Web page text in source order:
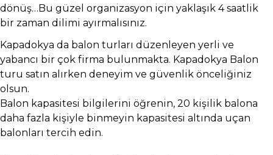
dönüş…Bu güzel organizasyon için yaklaşık 4 saatlik
bir zaman dilimi ayırmalısınız.
Kapadokya da balon turları düzenleyen yerli ve
yabancı bir çok firma bulunmakta. Kapadokya Balon
turu satın alırken deneyim ve güvenlik önceliğiniz
olsun.
Balon kapasitesi bilgilerini öğrenin, 20 kişilik balona
daha fazla kişiyle binmeyin kapasitesi altında uçan
balonları tercih edin.